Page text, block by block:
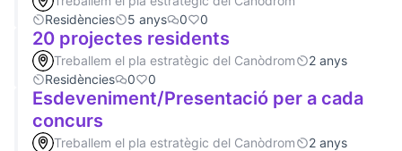
Residències
5 anys 0 0
20 projectes residents
Treballem el pla estratègic del Canòdrom
2 anys
Residències
0 0
Esdeveniment/Presentació per a cada
concurs
Treballem el pla estratègic del Canòdrom
2 anys